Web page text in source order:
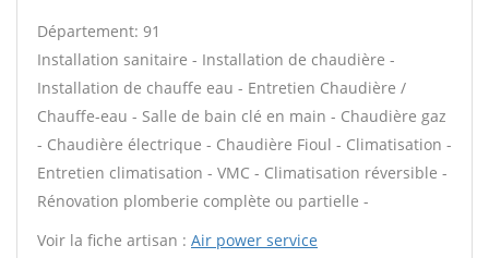
Département: 91
Installation sanitaire - Installation de chaudière -
Installation de chauffe eau - Entretien Chaudière /
Chauffe-eau - Salle de bain clé en main - Chaudière gaz
- Chaudière électrique - Chaudière Fioul - Climatisation -
Entretien climatisation - VMC - Climatisation réversible -
Rénovation plomberie complète ou partielle -
Voir la fiche artisan : Air power service